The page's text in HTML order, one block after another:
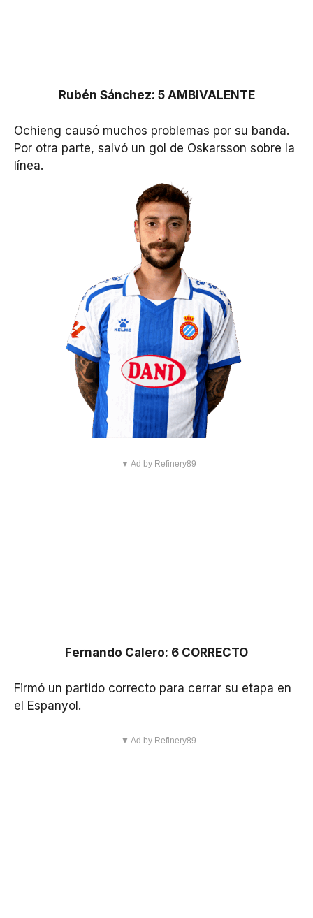
Rubén Sánchez: 5 AMBIVALENTE
Ochieng causó muchos problemas por su banda.
Por otra parte, salvó un gol de Oskarsson sobre la
línea.
▼ Ad by Refinery89
Fernando Calero: 6 CORRECTO
Firmó un partido correcto para cerrar su etapa en
el Espanyol.
▼ Ad by Refinery89